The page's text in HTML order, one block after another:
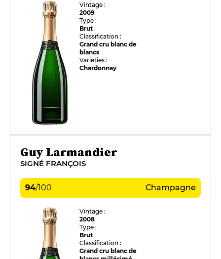
Vintage :
2009
Type :
Brut
Classification :
Grand cru blanc de
blancs
Varieties :
Chardonnay
Guy Larmandier
SIGNÉ FRANÇOIS
94/100 Champagne
Vintage :
2008
Type :
Brut
Classification :
Grand cru blanc de